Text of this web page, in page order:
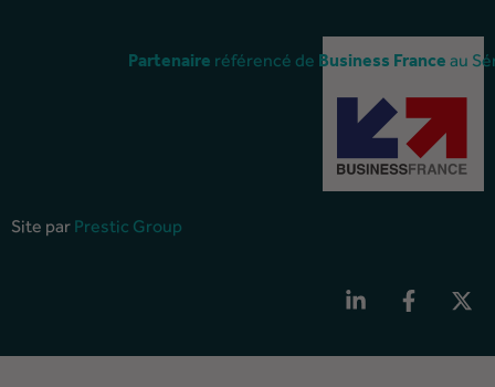
Partenaire référencé de Business France au
Site par Prestic Group